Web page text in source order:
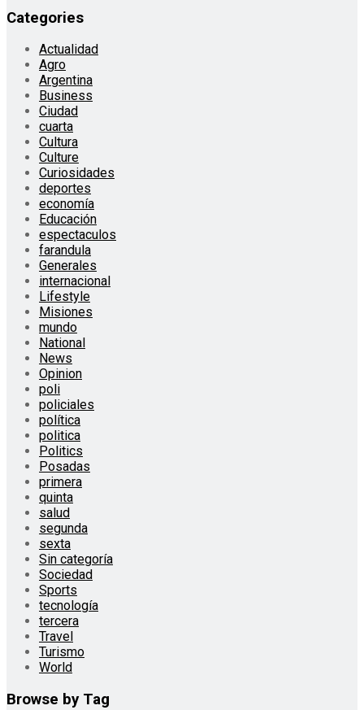
Categories
Actualidad
Agro
Argentina
Business
Ciudad
cuarta
Cultura
Culture
Curiosidades
deportes
economía
Educación
espectaculos
farandula
Generales
internacional
Lifestyle
Misiones
mundo
National
News
Opinion
poli
policiales
política
politica
Politics
Posadas
primera
quinta
salud
segunda
sexta
Sin categoría
Sociedad
Sports
tecnología
tercera
Travel
Turismo
World
Browse by Tag